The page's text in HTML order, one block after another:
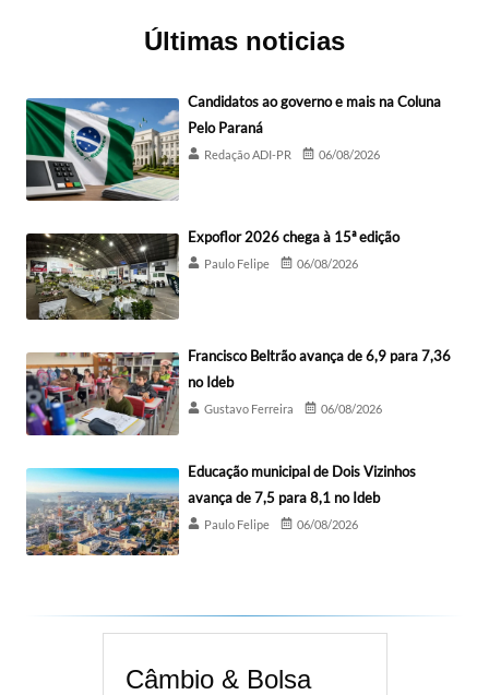
Últimas noticias
Candidatos ao governo e mais na Coluna
Pelo Paraná
Redação ADI-PR 06/08/2026
Expoflor 2026 chega à 15ª edição
Paulo Felipe 06/08/2026
Francisco Beltrão avança de 6,9 para 7,36
no Ideb
Gustavo Ferreira 06/08/2026
Educação municipal de Dois Vizinhos
avança de 7,5 para 8,1 no Ideb
Paulo Felipe 06/08/2026
Câmbio & Bolsa